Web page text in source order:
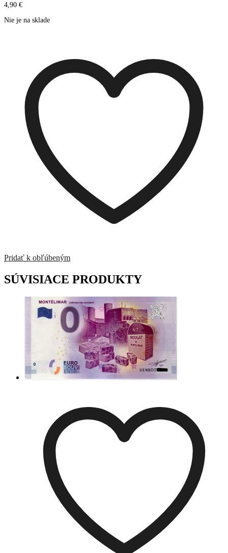
4,90 €
Nie je na sklade
Pridať k obľúbeným
SÚVISIACE PRODUKTY